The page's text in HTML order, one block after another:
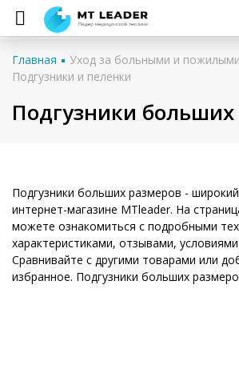
Главная
Уход за больными и пожилыми
Подгузники и пеленки
Подгузники
Подгузники больших размеров -
интернет-магазине MTleader. На
можете ознакомиться с подробными
характеристиками, отзывами,
Сравнивайте с другими товарами или
избранное. Подгузники больших